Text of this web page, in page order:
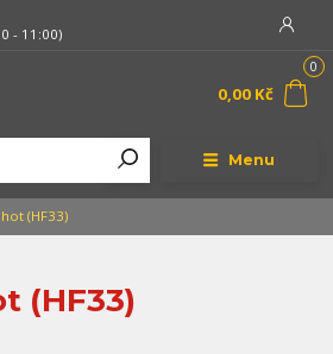
Menu
- 11:00)
0
0,00 Kč
hot (HF33)
(HF33)